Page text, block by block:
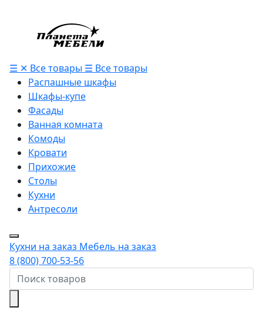
☰ ✕ Все товары ☰ Все товары
Распашные шкафы
Шкафы-купе
Фасады
Ванная комната
Комоды
Кровати
Прихожие
Столы
Кухни
Антресоли
Кухни на заказ Мебель на заказ
8 (800) 700-53-56